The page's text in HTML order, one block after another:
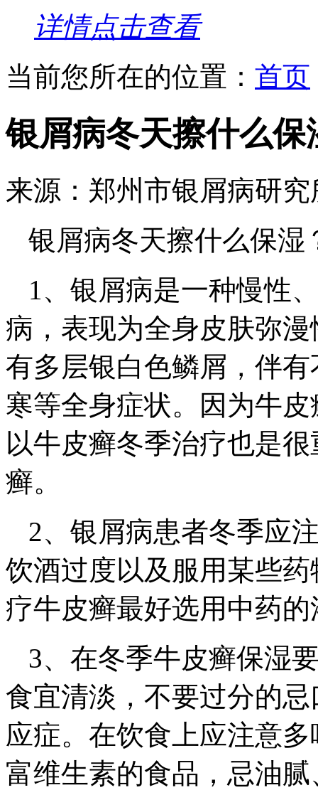
详情点击查看
当前您所在的位置： 首页
银屑病冬天擦什么保
来源：郑州市银屑病研
银屑病冬天擦什么保湿
1、银屑病是一种慢性
病，表现为全身皮肤弥
有多层银白色鳞屑，伴
寒等全身症状。因为牛
以牛皮癣冬季治疗也是
癣。
2、银屑病患者冬季应
饮酒过度以及服用某些
疗牛皮癣最好选用中药
3、在冬季牛皮癣保湿
食宜清淡，不要过分的
应症。在饮食上应注意
富维生素的食品，忌油